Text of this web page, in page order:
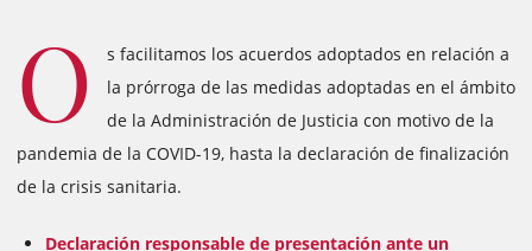
O
s facilitamos los acuerdos adoptados en relación a
la prórroga de las medidas adoptadas en el ámbito
de la Administración de Justicia con motivo de la
pandemia de la COVID-19, hasta la declaración de finalización
de la crisis sanitaria.
Declaración responsable de presentación ante un